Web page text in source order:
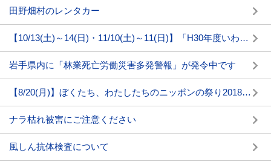
田野畑村のレンタカー
【10/13(土)～14(日)・11/10(土)～11(日)】「H30年度いわて三陸自伐林業モデル事業研修会」の開催について
岩手県内に「林業死亡労働災害多発警報」が発令中です
【8/20(月)】ぼくたち、わたしたちのニッポンの祭り2018に大宮神楽が参加します
ナラ枯れ被害にご注意ください
風しん抗体検査について